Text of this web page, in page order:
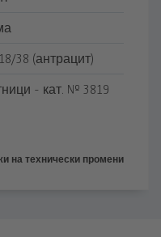
38 (антрацит)
- кат. № 3819
на технически промени